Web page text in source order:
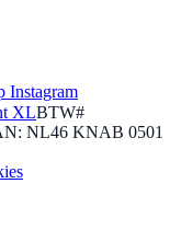
Instagram
XLBTW#
NL46 KNAB 0501